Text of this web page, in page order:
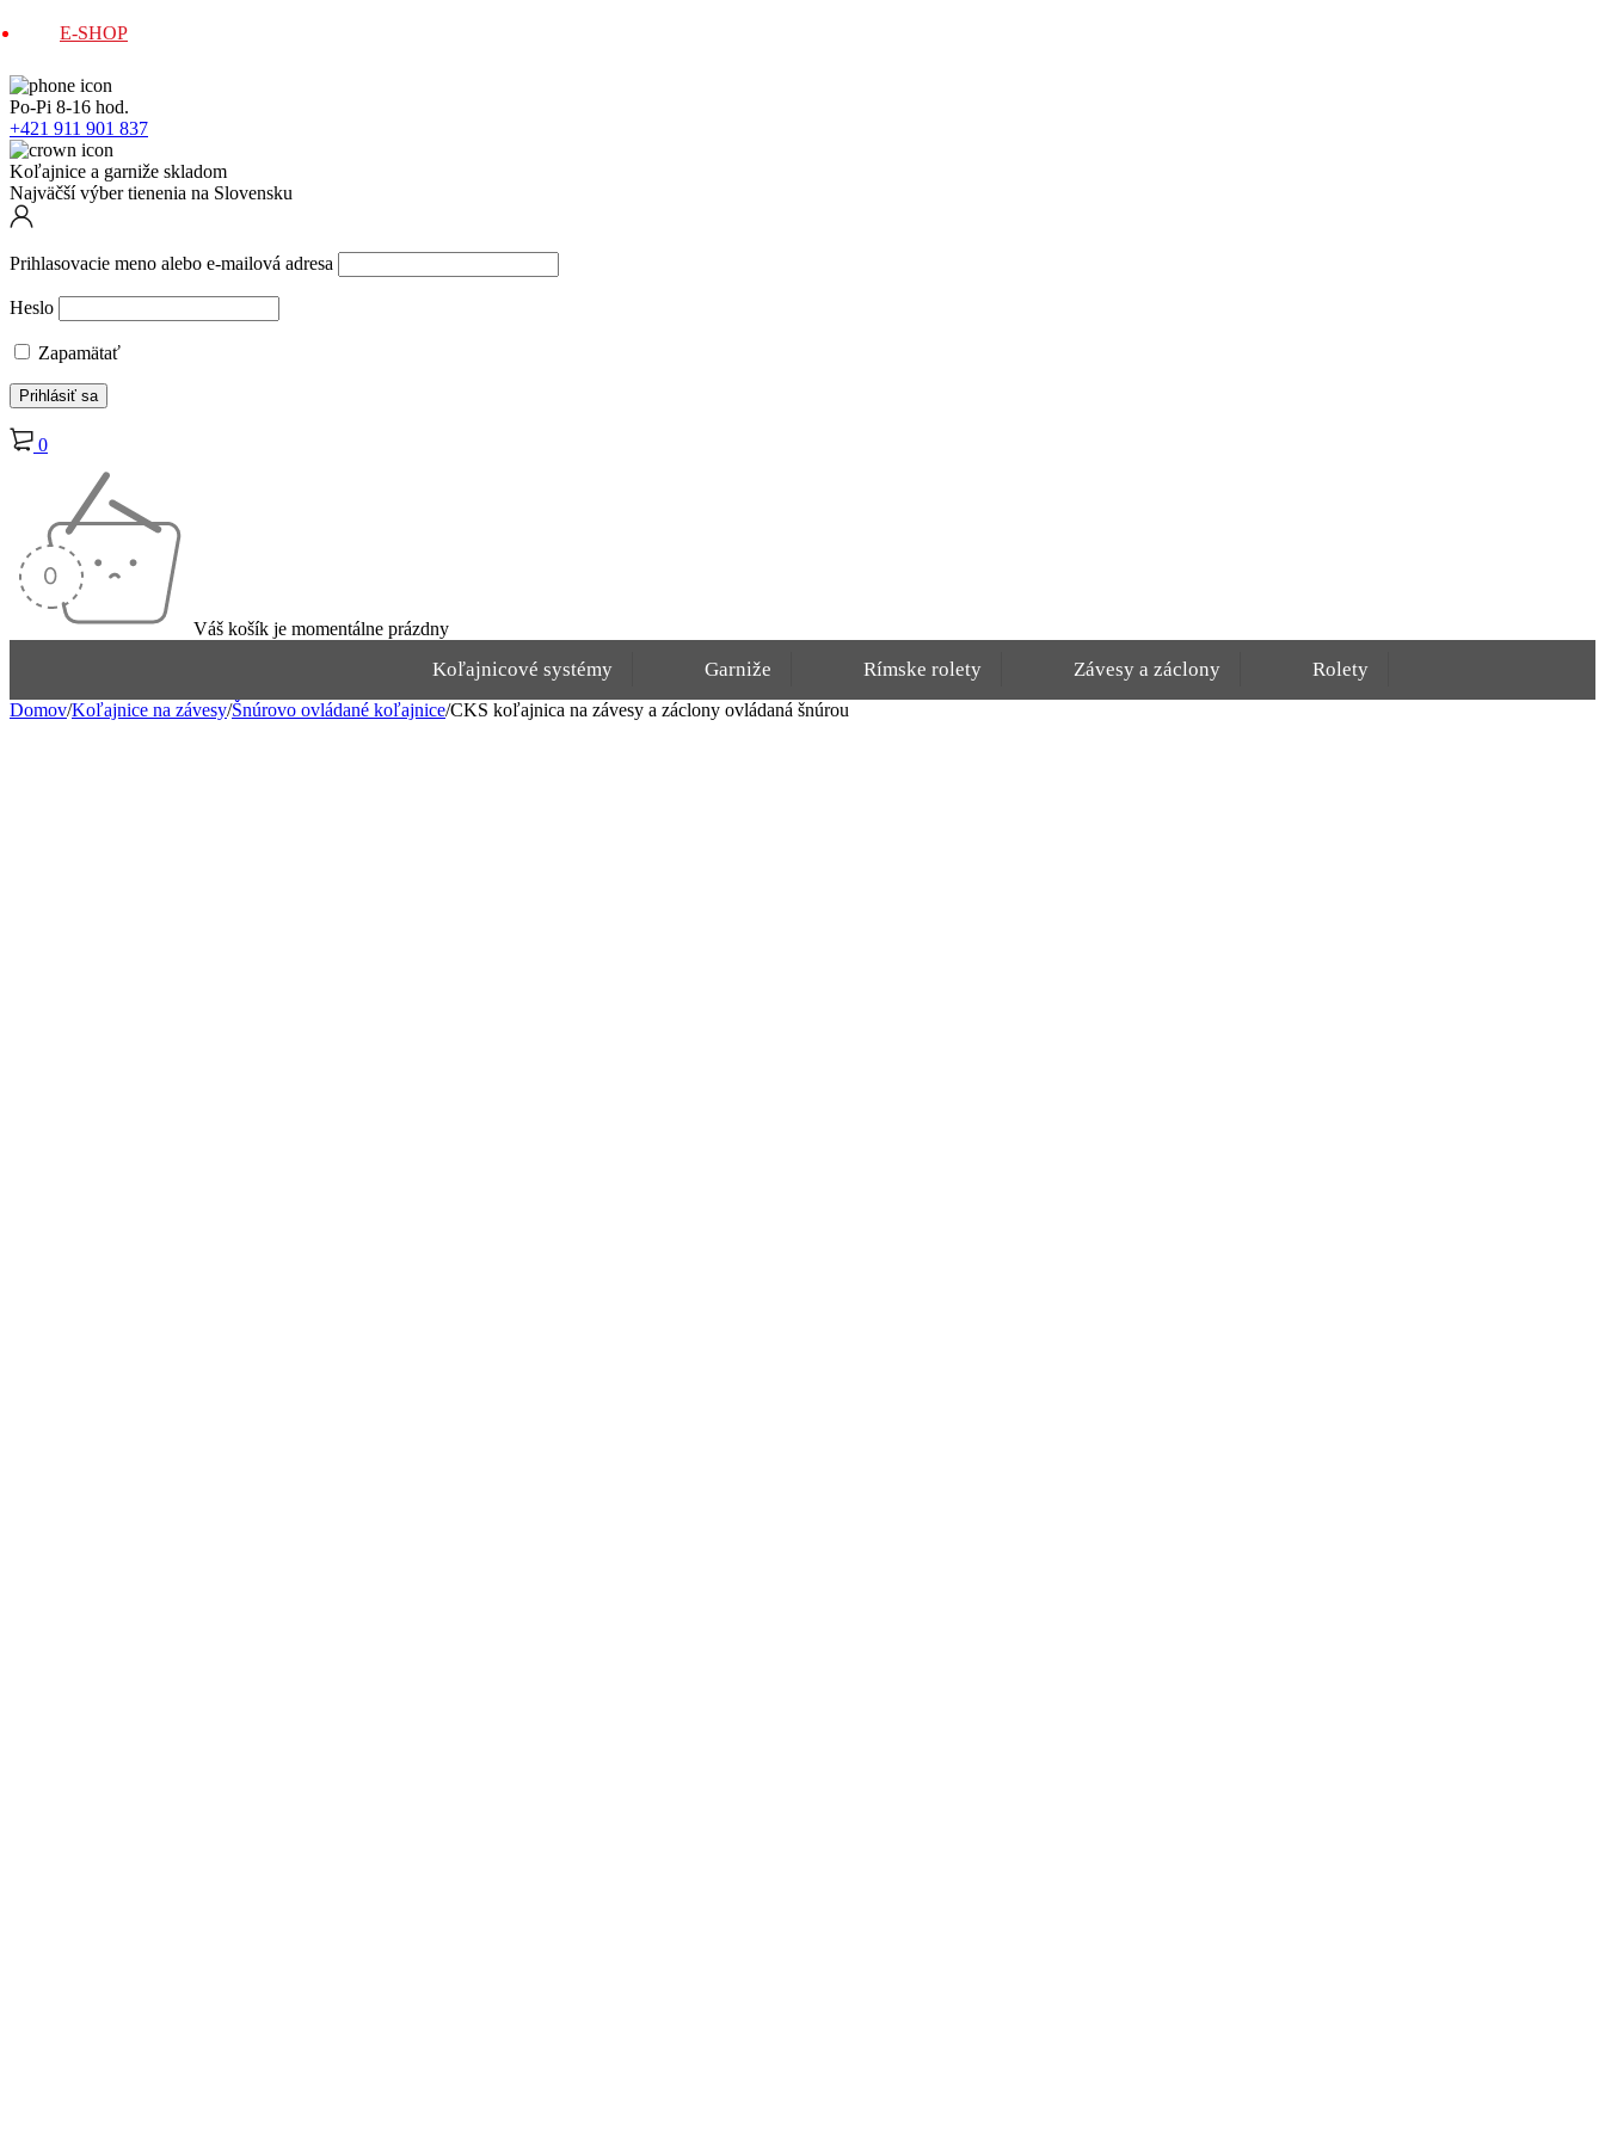
E-SHOP
Po-Pi 8-16 hod.
+421 911 901 837
Koľajnice a garniže skladom
Najväčší výber tienenia na Slovensku
Prihlasovacie meno alebo e-mailová adresa
Heslo
Zapamätať
0
Váš košík je momentálne prázdny
Koľajnicové systémy Garniže Rímske rolety Závesy a záclony Rolety
Domov/Koľajnice na závesy/Šnúrovo ovládané koľajnice/CKS koľajnica na závesy a záclony ovládaná šnúrou